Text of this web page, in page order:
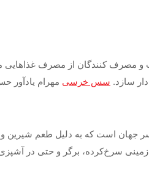
مصرف کنندگان از مصرف غذاهایی
سازد. سس خرسی مهرام یادآور
است که به دلیل طعم شیرین و
سرخ‌کرده، برگر و حتی در